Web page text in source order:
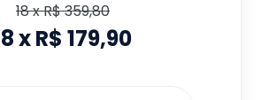
18xR$ 359,80
xR$ 179,90